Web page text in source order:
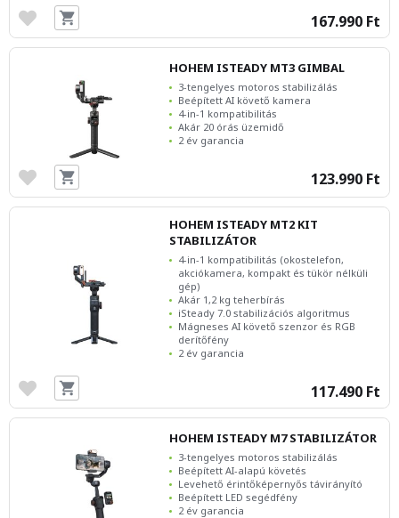
167.990 Ft
HOHEM ISTEADY MT3 GIMBAL
3-tengelyes motoros stabilizálás
Beépített AI követő kamera
4-in-1 kompatibilitás
Akár 20 órás üzemidő
2 év garancia
123.990 Ft
HOHEM ISTEADY MT2 KIT
STABILIZÁTOR
4-in-1 kompatibilitás (okostelefon,
akciókamera, kompakt és tükör nélküli
gép)
Akár 1,2 kg teherbírás
iSteady 7.0 stabilizációs algoritmus
Mágneses AI követő szenzor és RGB
derítőfény
2 év garancia
117.490 Ft
HOHEM ISTEADY M7 STABILIZÁTOR
3-tengelyes motoros stabilizálás
Beépített AI-alapú követés
Levehető érintőképernyős távirányító
Beépített LED segédfény
2 év garancia